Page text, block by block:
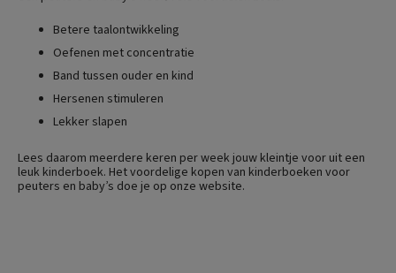
Betere taalontwikkeling
Oefenen met concentratie
Band tussen ouder en kind
Hersenen stimuleren
Lekker slapen
Lees daarom meerdere keren per week jouw kleintje voor uit een
leuk kinderboek. Het voordelige kopen van kinderboeken voor
peuters en baby’s doe je op onze website.